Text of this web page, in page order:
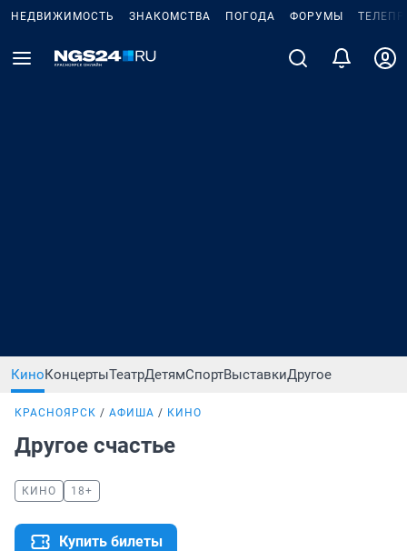
НЕДВИЖИМОСТЬ ЗНАКОМСТВА ПОГОДА ФОРУМЫ
КиноКонцертыТеатрДетямСпортВыставкиДругое
КРАСНОЯРСК АФИША КИНО
Другое счастье
КИНО 18+
Купить билеты